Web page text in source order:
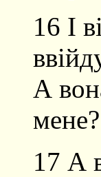
16 І
А
мене?
17 А